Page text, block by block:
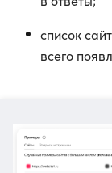
список
всего